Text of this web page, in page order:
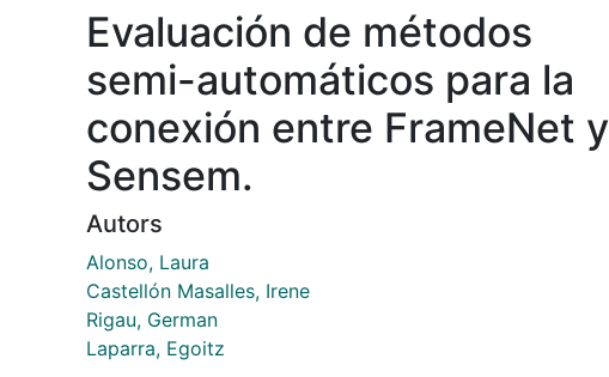
Evaluación de métodos
semi-automáticos para la
conexión entre FrameNet y
Sensem.
Autors
Alonso, Laura
Castellón Masalles, Irene
Rigau, German
Laparra, Egoitz